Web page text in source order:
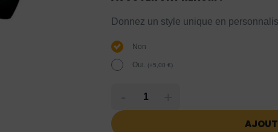
Donnez un style unique en
Non
Oui. (+5,00 €)